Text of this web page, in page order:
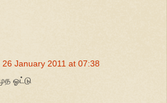
26 January 2011 at 07:38
ஓட்டு